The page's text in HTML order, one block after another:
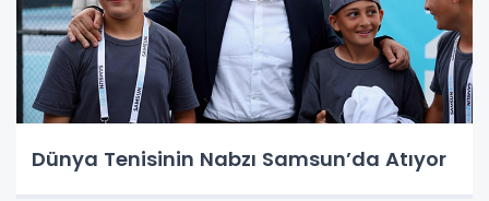
Dünya Tenisinin Nabzı Samsun’da Atıyor